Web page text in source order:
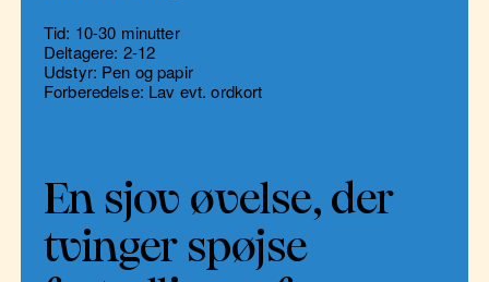
Tid: 10-30 minutter
Deltagere: 2-12
Udstyr: Pen og papir
Forberedelse: Lav evt. ordkort
En sjov øvelse, der
tvinger spøjse